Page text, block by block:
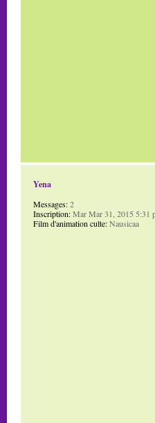
Yena
Messages:2
Inscription:Mar Mar 31, 2015 5:31
Film d'animation culte:Nausicaa